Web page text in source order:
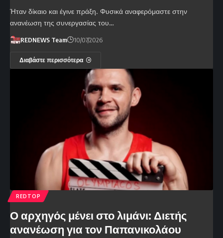
Ήταν δίκαιο και έγινε πράξη. Φυσικά αναφερόμαστε στην
ανανέωση της συνεργασίας του…
REDNEWS Team 10/07/2026
Διαβάστε περισσότερα
REDTOP
Ο αρχηγός μένει στο λιμάνι: Διετής
ανανέωση για τον Παπανικολάου